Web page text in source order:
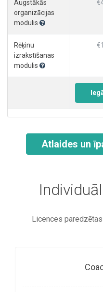
Augstākās
organizācijas
modulis
Rēķinu
izrakstīšanas
modulis
Atlaides un
Licences